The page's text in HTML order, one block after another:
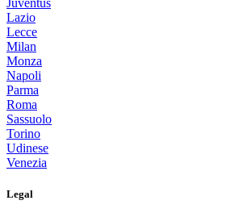
Lazio
Lecce
Milan
Monza
Napoli
Parma
Roma
Sassuolo
Torino
Udinese
Venezia
Legal